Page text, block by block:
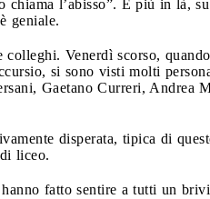
chiama l’abisso”. E più in là,
geniale.
Venerdì scorso,
si sono visti molti
Gaetano Curreri, Andrea
disperata, tipica di
liceo.
fatto sentire a tutti un